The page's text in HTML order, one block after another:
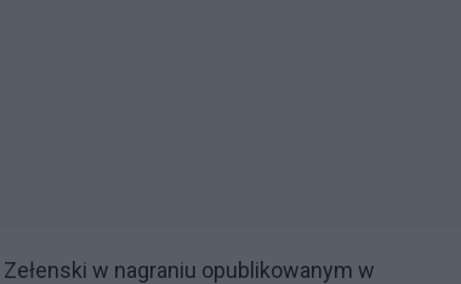
w nagraniu opublikowanym w